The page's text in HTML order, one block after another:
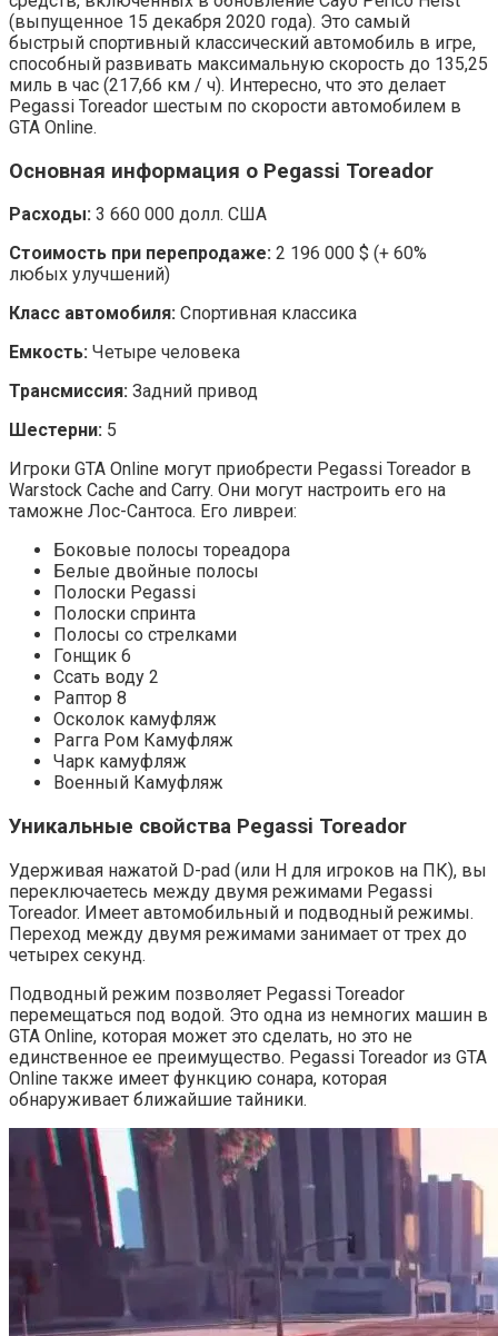
(выпущенное 15 декабря 2020 года). Это самый
быстрый спортивный классический автомобиль в игре,
способный развивать максимальную скорость до 135,25
миль в час (217,66 км / ч). Интересно, что это делает
Pegassi Toreador шестым по скорости автомобилем в
GTA Online.
Основная информация о Pegassi Toreador
Расходы: 3 660 000 долл. США
Стоимость при перепродаже: 2 196 000 $ (+ 60%
любых улучшений)
Класс автомобиля: Спортивная классика
Емкость: Четыре человека
Трансмиссия: Задний привод
Шестерни: 5
Игроки GTA Online могут приобрести Pegassi Toreador в
Warstock Cache and Carry. Они могут настроить его на
таможне Лос-Сантоса. Его ливреи:
Боковые полосы тореадора
Белые двойные полосы
Полоски Pegassi
Полоски спринта
Полосы со стрелками
Гонщик 6
Ссать воду 2
Раптор 8
Осколок камуфляж
Рагга Ром Камуфляж
Чарк камуфляж
Военный Камуфляж
Уникальные свойства Pegassi Toreador
Удерживая нажатой D-pad (или H для игроков на ПК), вы
переключаетесь между двумя режимами Pegassi
Toreador. Имеет автомобильный и подводный режимы.
Переход между двумя режимами занимает от трех до
четырех секунд.
Подводный режим позволяет Pegassi Toreador
перемещаться под водой. Это одна из немногих машин в
GTA Online, которая может это сделать, но это не
единственное ее преимущество. Pegassi Toreador из GTA
Online также имеет функцию сонара, которая
обнаруживает ближайшие тайники.